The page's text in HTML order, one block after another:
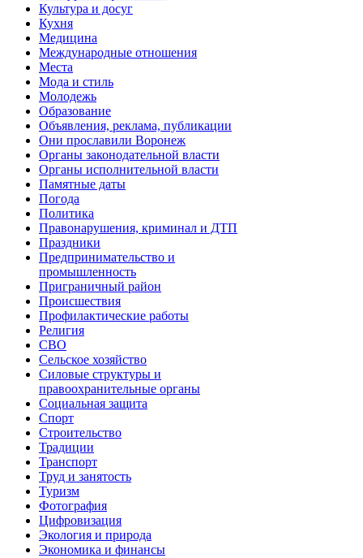
Культура и досуг
Кухня
Медицина
Международные отношения
Места
Мода и стиль
Молодежь
Образование
Объявления, реклама, публикации
Они прославили Воронеж
Органы законодательной власти
Органы исполнительной власти
Памятные даты
Погода
Политика
Правонарушения, криминал и ДТП
Праздники
Предпринимательство и
промышленность
Приграничный район
Происшествия
Профилактические работы
Религия
СВО
Сельское хозяйство
Силовые структуры и
правоохранительные органы
Социальная защита
Спорт
Строительство
Традиции
Транспорт
Труд и занятость
Туризм
Фотография
Цифровизация
Экология и природа
Экономика и финансы